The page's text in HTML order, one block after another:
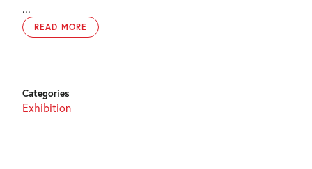
...
READ MORE
Categories
Exhibition